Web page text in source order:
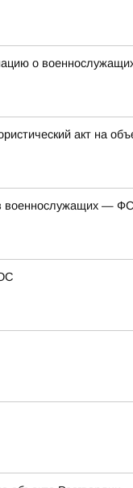
о
акт на
военнослужащих —